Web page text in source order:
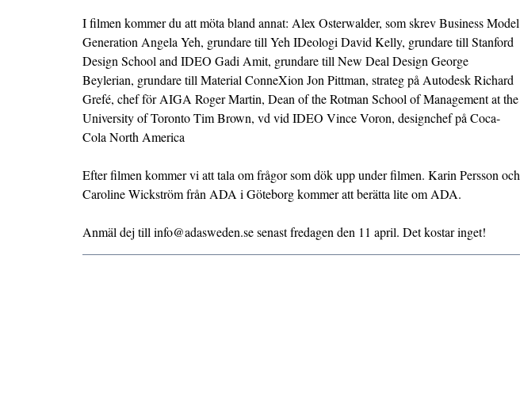
I filmen kommer du att möta bland annat: Alex Osterwalder, som skrev Business Model
Generation Angela Yeh, grundare till Yeh IDeologi David Kelly, grundare till Stanford
Design School and IDEO Gadi Amit, grundare till New Deal Design George
Beylerian, grundare till Material ConneXion Jon Pittman, strateg på Autodesk Richard
Grefé, chef för AIGA Roger Martin, Dean of the Rotman School of Management at the
University of Toronto Tim Brown, vd vid IDEO Vince Voron, designchef på Coca-
Cola North America
Efter filmen kommer vi att tala om frågor som dök upp under filmen. Karin Persson och
Caroline Wickström från ADA i Göteborg kommer att berätta lite om ADA.
Anmäl dej till info@adasweden.se senast fredagen den 11 april. Det kostar inget!